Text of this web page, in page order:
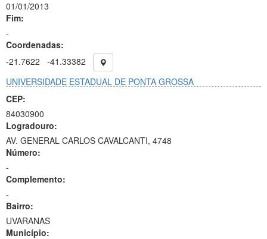
01/01/2013
Fim:
-
Coordenadas:
-21.7622
-41.33382
UNIVERSIDADE ESTADUAL DE PONTA GROSSA
CEP:
84030900
Logradouro:
AV. GENERAL CARLOS CAVALCANTI, 4748
Número:
-
Complemento:
-
Bairro:
UVARANAS
Município: